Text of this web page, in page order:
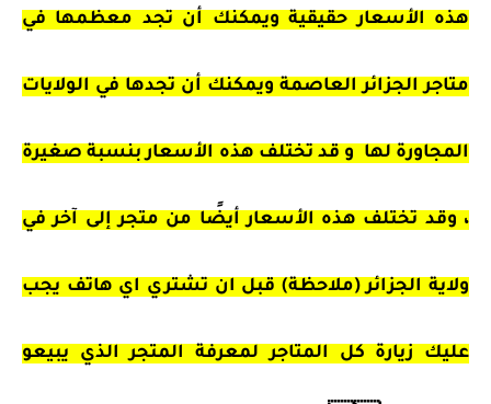
هذه الأسعار حقيقية ويمكنك أن تجد معظمها في
متاجر الجزائر العاصمة ويمكنك أن تجدها في الولايات
المجاورة لها و قد تختلف هذه الأسعار بنسبة صغيرة
، وقد تختلف هذه الأسعار أيضًا من متجر إلى آخر في
ولاية الجزائر (ملاحظة) قبل ان تشتري اي هاتف يجب
عليك زيارة كل المتاجر لمعرفة المتجر الذي يبيعو